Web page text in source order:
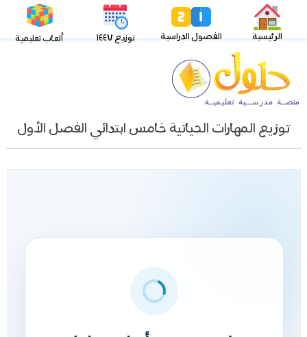
الرئيسية الفصول الدراسية توزيع ١٤٤٧ ألعاب تعليمية
توزيع المهارات الحياتية خامس ابتدائي الفصل الأول